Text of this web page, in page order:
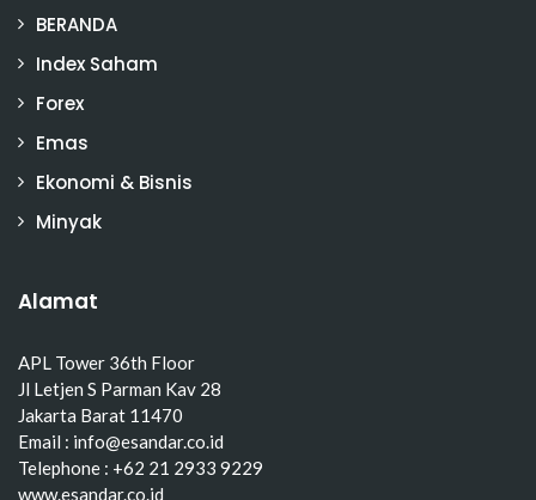
BERANDA
Index Saham
Forex
Emas
Ekonomi & Bisnis
Minyak
Alamat
APL Tower 36th Floor
Jl Letjen S Parman Kav 28
Jakarta Barat 11470
Email : info@esandar.co.id
Telephone : +62 21 2933 9229
www.esandar.co.id